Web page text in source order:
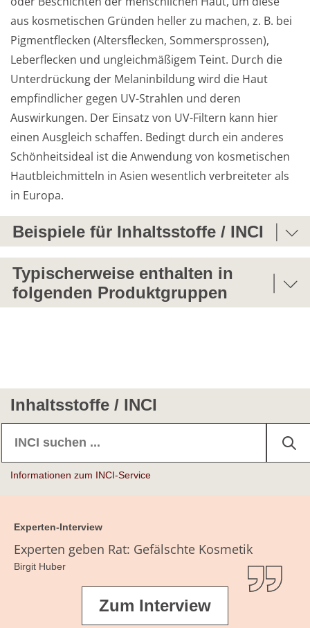
Produktsicherheit
Weiterführende
Literatur
aus kosmetischen Gründen heller zu machen, z. B. bei
Pigmentflecken (Altersflecken, Sommersprossen),
Leberflecken und ungleichmäßigem Teint. Durch die
Unterdrückung der Melaninbildung wird die Haut
empfindlicher gegen UV-Strahlen und deren
Auswirkungen. Der Einsatz von UV-Filtern kann hier
einen Ausgleich schaffen. Bedingt durch ein anderes
Schönheitsideal ist die Anwendung von kosmetischen
Hautbleichmitteln in Asien wesentlich verbreiteter als
in Europa.
Beispiele für Inhaltsstoffe / INCI
ARBUTIN
Arbutin, beta-Arbutin, Arbutinum; Hydrochinon-beta-
D-glucopyranosid, 4-Hydroxyphenyl-beta-D-
methylpropanamid, Thiamidol®
KOJIC ACID
Kojisäure, 5-Hydroxy-2-hydroxymethyl-4-pyron
Typischerweise enthalten in
folgenden Produktgruppen
Gesichtspflegeprodukte
Hautbleichmittel
Körperpflegeprodukte
Peeling-Produkte (chemisch)
Inhaltsstoffe / INCI
Informationen zum INCI-Service
Experten-Interview
Experten geben Rat: Gefälschte Kosmetik
Birgit Huber
Zum Interview